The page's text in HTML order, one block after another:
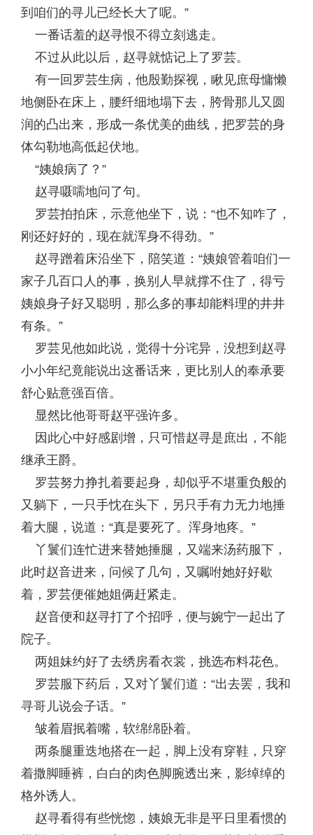
到咱们的寻儿已经长大了呢。”
一番话羞的赵寻恨不得立刻逃走。
不过从此以后，赵寻就惦记上了罗芸。
有一回罗芸生病，他殷勤探视，瞅见庶母慵懒
地侧卧在床上，腰纤细地塌下去，胯骨那儿又圆
润的凸出来，形成一条优美的曲线，把罗芸的身
体勾勒地高低起伏地。
“姨娘病了？”
赵寻嗫嚅地问了句。
罗芸拍拍床，示意他坐下，说：“也不知咋了，
刚还好好的，现在就浑身不得劲。”
赵寻蹭着床沿坐下，陪笑道：“姨娘管着咱们一
家子几百口人的事，换别人早就撑不住了，得亏
姨娘身子好又聪明，那么多的事却能料理的井井
有条。”
罗芸见他如此说，觉得十分诧异，没想到赵寻
小小年纪竟能说出这番话来，更比别人的奉承要
舒心贴意强百倍。
显然比他哥哥赵平强许多。
因此心中好感剧增，只可惜赵寻是庶出，不能
继承王爵。
罗芸努力挣扎着要起身，却似乎不堪重负般的
又躺下，一只手忱在头下，另只手有力无力地捶
着大腿，说道：“真是要死了。浑身地疼。”
丫鬟们连忙进来替她捶腿，又端来汤药服下，
此时赵音进来，问候了几句，又嘱咐她好好歇
着，罗芸便催她姐俩赶紧走。
赵音便和赵寻打了个招呼，便与婉宁一起出了
院子。
两姐妹约好了去绣房看衣裳，挑选布料花色。
罗芸服下药后，又对丫鬟们道：“出去罢，我和
寻哥儿说会子话。”
皱着眉抿着嘴，软绵绵卧着。
两条腿重迭地搭在一起，脚上没有穿鞋，只穿
着撒脚睡裤，白白的肉色脚腕透出来，影绰绰的
格外诱人。
赵寻看得有些恍惚，姨娘无非是平日里看惯的